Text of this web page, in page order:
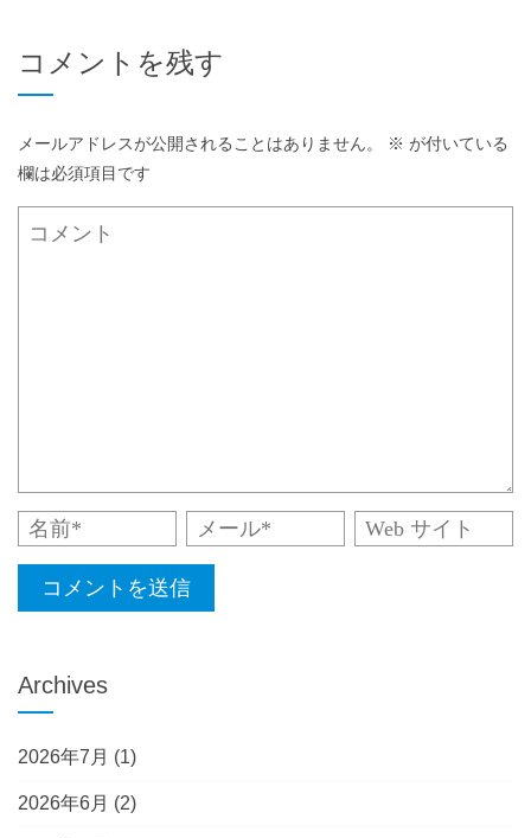
コメントを残す
メールアドレスが公開されることはありません。 ※ が付いている
欄は必須項目です
Archives
2026年7月 (1)
2026年6月 (2)